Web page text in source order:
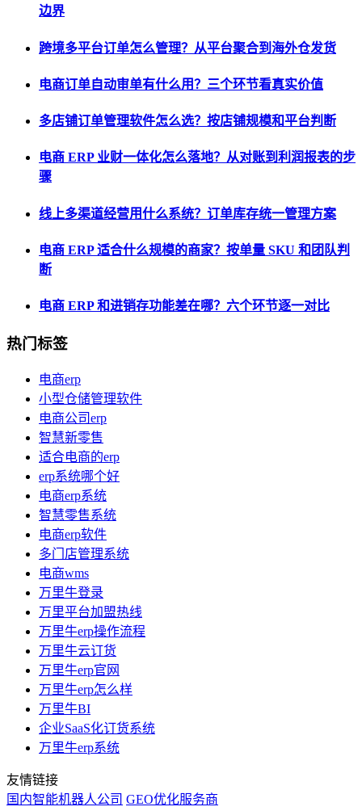
边界
跨境多平台订单怎么管理？从平台聚合到海外仓发货
电商订单自动审单有什么用？三个环节看真实价值
多店铺订单管理软件怎么选？按店铺规模和平台判断
电商 ERP 业财一体化怎么落地？从对账到利润报表的步
骤
线上多渠道经营用什么系统？订单库存统一管理方案
电商 ERP 适合什么规模的商家？按单量 SKU 和团队判
断
电商 ERP 和进销存功能差在哪？六个环节逐一对比
热门标签
电商erp
小型仓储管理软件
电商公司erp
智慧新零售
适合电商的erp
erp系统哪个好
电商erp系统
智慧零售系统
电商erp软件
多门店管理系统
电商wms
万里牛登录
万里平台加盟热线
万里牛erp操作流程
万里牛云订货
万里牛erp官网
万里牛erp怎么样
万里牛BI
企业SaaS化订货系统
万里牛erp系统
友情链接
国内智能机器人公司 GEO优化服务商